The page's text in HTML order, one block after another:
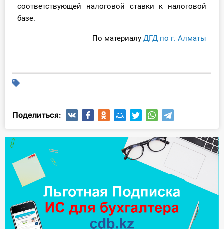
соответствующей налоговой ставки к налоговой
базе.
По материалу ДГД по г. Алматы
Поделиться: